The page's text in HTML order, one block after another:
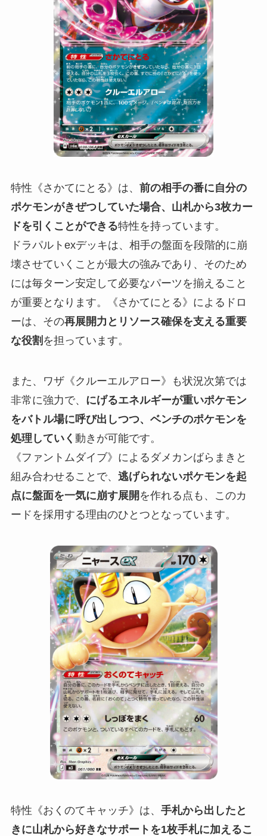
特性《さかてにとる》は、 前の相手の番に自分の
ポケモンがきぜつしていた場合、山札から3枚カー
ドを引くことができる特性を持っています。
ドラパルトexデッキは、相手の盤面を段階的に崩
壊させていくことが最大の強みであり、そのため
には毎ターン安定して必要なパーツを揃えること
が重要となります。《さかてにとる》によるドロ
ーは、その再展開力とリソース確保を支える重要
な役割 を担っています。
また、ワザ《クルーエルアロー》も状況次第では
非常に強力で、 にげるエネルギーが重いポケモン
をバトル場に呼び出しつつ、ベンチのポケモンを
処理していく 動きが可能です。
《ファントムダイブ》によるダメカンばらまきと
組み合わせることで、 逃げられないポケモンを起
点に盤面を一気に崩す展開 を作れる点も、このカ
ードを採用する理由のひとつとなっています。
特性《おくのてキャッチ》は、 手札から出したと
きに山札から好きなサポートを1枚手札に加えるこ